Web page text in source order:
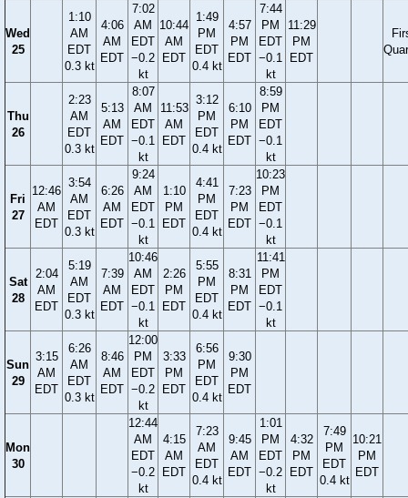
Wed
25
1:10
AM
EDT
0.3 kt
4:06
AM
EDT
7:02
AM
EDT
−0.2
kt
10:44
AM
EDT
1:49
PM
EDT
0.4 kt
4:57
PM
EDT
7:44
PM
EDT
−0.1
kt
11:29
PM
EDT
Thu
26
2:23
AM
EDT
0.3 kt
5:13
AM
EDT
8:07
AM
EDT
−0.1
kt
11:53
AM
EDT
3:12
PM
EDT
0.4 kt
6:10
PM
EDT
8:59
PM
EDT
−0.1
kt
Fri
27
12:46
AM
EDT
3:54
AM
EDT
0.3 kt
6:26
AM
EDT
9:24
AM
EDT
−0.1
kt
1:10
PM
EDT
4:41
PM
EDT
0.4 kt
7:23
PM
EDT
10:23
PM
EDT
−0.1
kt
Sat
28
2:04
AM
EDT
5:19
AM
EDT
0.3 kt
7:39
AM
EDT
10:46
AM
EDT
−0.1
kt
2:26
PM
EDT
5:55
PM
EDT
0.4 kt
8:31
PM
EDT
11:41
PM
EDT
−0.1
kt
Sun
29
3:15
AM
EDT
6:26
AM
EDT
0.3 kt
8:46
AM
EDT
12:00
PM
EDT
−0.2
kt
3:33
PM
EDT
6:56
PM
EDT
0.4 kt
9:30
PM
EDT
Mon
30
12:44
AM
EDT
−0.2
kt
4:15
AM
EDT
7:23
AM
EDT
0.4 kt
9:45
AM
EDT
1:01
PM
EDT
−0.2
kt
4:32
PM
EDT
7:49
PM
EDT
0.4 kt
10:21
PM
EDT